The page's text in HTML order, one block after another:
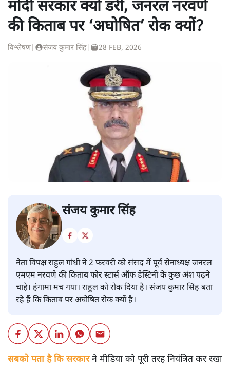
मोदी सरकार क्यों डरी, जनरल नरवणे
की किताब पर ‘अघोषित’ रोक क्यों?
विश्लेषण| संजय कुमार सिंह| 28 FEB, 2026
संजय कुमार सिंह
नेता विपक्ष राहुल गांधी ने 2 फरवरी को संसद में पूर्व सेनाध्यक्ष जनरल
एमएम नरवणे की किताब फोर स्टार्स ऑफ डेस्टिनी के कुछ अंश पढ़ने
चाहे। हंगामा मच गया। राहुल को रोक दिया है। संजय कुमार सिंह बता
रहे हैं कि किताब पर अघोषित रोक क्यों है।
सबको पता है कि सरकारने मीडिया को पूरी तरह नियंत्रित कर रखा